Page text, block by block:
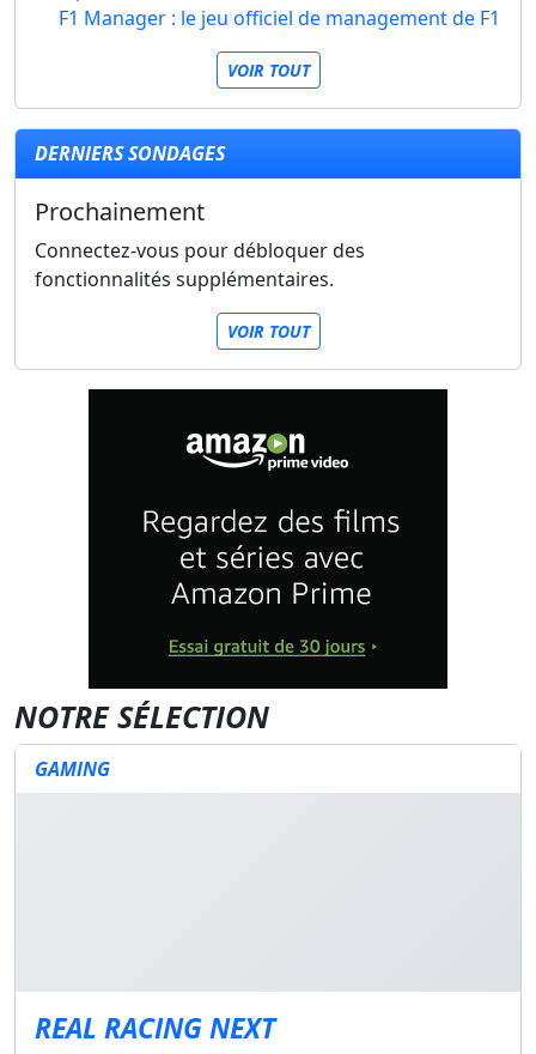
F1 Manager : le jeu officiel de management de F1
VOIR TOUT
DERNIERS SONDAGES
Prochainement
Connectez-vous pour débloquer des
fonctionnalités supplémentaires.
VOIR TOUT
NOTRE SÉLECTION
GAMING
REAL RACING NEXT